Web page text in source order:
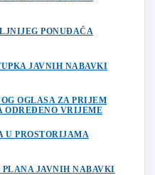
PONUĐAČA
JAVNIH NABAVKI
OGLASA ZA PRIJEM
ODREĐENO VRIJEME
U PROSTORIJAMA
JAVNIH NABAVKI